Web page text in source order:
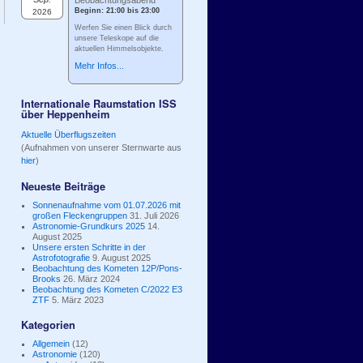
2026 Beginn: 21:00 bis 23:00
Werfen Sie einen Blick durch
unsere Teleskope auf die
aktuellen Himmelsobjekte.
Mehr Infos...
Internationale Raumstation ISS
über Heppenheim
Aktuelle Überflugszeiten
(Aufnahmen von unserer Sternwarte aus
hier)
Neueste Beiträge
Sonnenaufnahme vom 01.07.2026 mit
großen Fleckengruppen 31. Juli 2026
Astronomie-Grundkurs 2025 14.
August 2025
Unsere ersten Schritte in der
Astrofotografie 9. August 2025
Beobachtung des Kometen 12P/Pons-
Brooks 26. März 2024
Beobachtung des Kometen C/2022 E3
ZTF 5. März 2023
Kategorien
Allgemein (12)
Astronomie (120)